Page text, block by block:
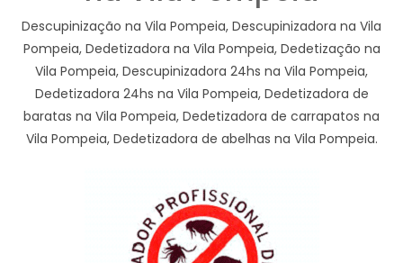
Descupinização na Vila Pompeia, Descupinizadora na Vila
Pompeia, Dedetizadora na Vila Pompeia, Dedetização na
Vila Pompeia, Descupinizadora 24hs na Vila Pompeia,
Dedetizadora 24hs na Vila Pompeia, Dedetizadora de
baratas na Vila Pompeia, Dedetizadora de carrapatos na
Vila Pompeia, Dedetizadora de abelhas na Vila Pompeia.